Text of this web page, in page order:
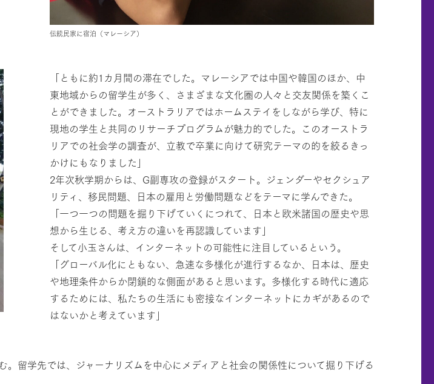
伝統民家に宿泊（マレーシア）
「ともに約1カ月間の滞在でした。マレーシアでは中国や韓国のほか、中
東地域からの留学生が多く、さまざまな文化圏の人々と交友関係を築くこ
とができました。オーストラリアではホームステイをしながら学び、特に
現地の学生と共同のリサーチプログラムが魅力的でした。このオーストラ
リアでの社会学の調査が、立教で卒業に向けて研究テーマの的を絞るきっ
かけにもなりました」
2年次秋学期からは、G副専攻の登録がスタート。ジェンダーやセクシュア
リティ、移民問題、日本の雇用と労働問題などをテーマに学んできた。
「一つ一つの問題を掘り下げていくにつれて、日本と欧米諸国の歴史や思
想から生じる、考え方の違いを再認識しています」
そして小玉さんは、インターネットの可能性に注目しているという。
「グローバル化にともない、急速な多様化が進行するなか、日本は、歴史
や地理条件からか閉鎖的な側面があると思います。多様化する時代に適応
するためには、私たちの生活にも密接なインターネットにカギがあるので
はないかと考えています」
留学先では、ジャーナリズムを中心にメディアと社会の関係性について掘り下げる